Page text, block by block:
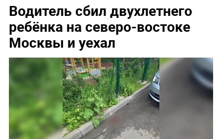
Водитель сбил двухлетнего
ребёнка на северо-востоке
Москвы и уехал